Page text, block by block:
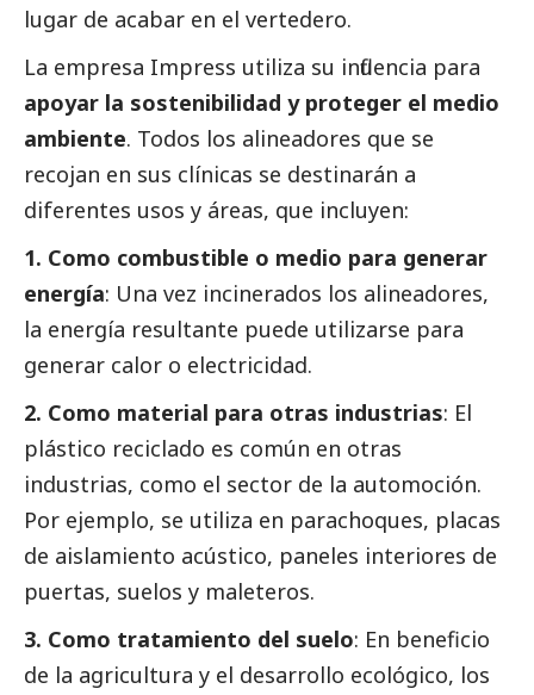
lugar de acabar en el vertedero.
La empresa Impress utiliza su influencia para
apoyar la sostenibilidad y proteger el medio
ambiente. Todos los alineadores que se
recojan en sus clínicas se destinarán a
diferentes usos y áreas, que incluyen:
1. Como combustible o medio para generar
energía: Una vez incinerados los alineadores,
la energía resultante puede utilizarse para
generar calor o electricidad.
2. Como material para otras industrias: El
plástico reciclado es común en otras
industrias, como el sector de la automoción.
Por ejemplo, se utiliza en parachoques, placas
de aislamiento acústico, paneles interiores de
puertas, suelos y maleteros.
3. Como tratamiento del suelo: En beneficio
de la agricultura y el desarrollo ecológico, los